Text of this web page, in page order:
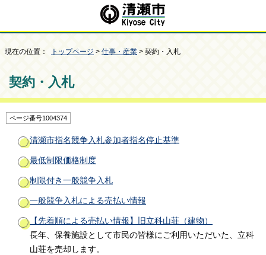
現在の位置： トップページ > 仕事・産業 > 契約・入札
契約・入札
ページ番号1004374
清瀬市指名競争入札参加者指名停止基準
最低制限価格制度
制限付き一般競争入札
一般競争入札による売払い情報
【先着順による売払い情報】旧立科山荘（建物）
長年、保養施設として市民の皆様にご利用いただいた、立科
山荘を売却します。